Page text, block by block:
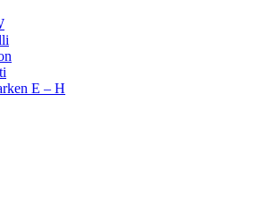
E – H